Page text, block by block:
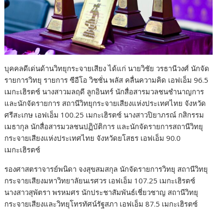
บุคคลดีเด่นด้านวิทยุกระจายเสียง ได้แก่ นายวิชัย วรธานีวงศ์ นักจัด
รายการวิทยุ รายการ ซีอีโอ วิชชั่น พลัส คลื่นความคิด เอฟเอ็ม 96.5
เมกะเฮิรตซ์ นางสาวมลฤดี ลูกอินทร์ นักสื่อสารมวลชนชำนาญการ
และนักจัดรายการ สถานีวิทยุกระจายเสียงแห่งประเทศไทย จังหวัด
ศรีสะเกษ เอฟเอ็ม 100.25 เมกะเฮิรตซ์ นางสาวปิยาภรณ์ กสิกรรม
เมธากุล นักสื่อสารมวลชนปฏิบัติการ และนักจัดรายการสถานีวิทยุ
กระจายเสียงแห่งประเทศไทย จังหวัดยโสธร เอฟเอ็ม 90.0
เมกะเฮิรตซ์
รองศาสตราจารย์พนิดา จงสุขสมสกุล นักจัดรายการวิทยุ สถานีวิทยุ
กระจายเสียงมหาวิทยาลัยนเรศวร เอฟเอ็ม 107.25 เมกะเฮิรตซ์
นางสาวสุพัตรา พรหมศร นักประชาสัมพันธ์เชี่ยวชาญ สถานีวิทยุ
กระจายเสียงและวิทยุโทรทัศน์รัฐสภา เอฟเอ็ม 87.5 เมกะเฮิรตซ์